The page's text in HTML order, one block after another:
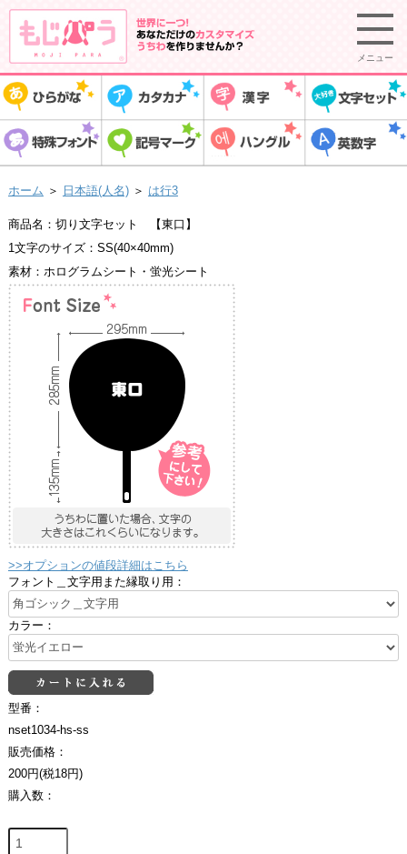
メニュー
ホーム ＞ 日本語(人名) ＞ は行3
商品名：切り文字セット 【東口】
1文字のサイズ：SS(40×40mm)
素材：ホログラムシート・蛍光シート
>>オプションの値段詳細はこちら
フォント＿文字用また縁取り用：
カラー：
型番：
nset1034-hs-ss
販売価格：
200円(税18円)
購入数：